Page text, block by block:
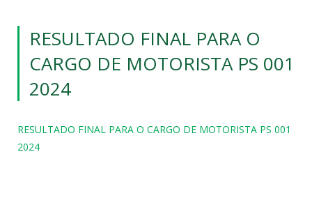
RESULTADO FINAL PARA O
CARGO DE MOTORISTA PS 001
2024
RESULTADO FINAL PARA O CARGO DE MOTORISTA PS 001
2024